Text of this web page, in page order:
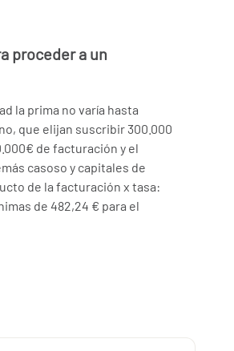
proceder a un
la prima no varía hasta
que elijan suscribir 300.000
de facturación y el
casoso y capitales de
de la facturación x tasa:
de 482,24 € para el